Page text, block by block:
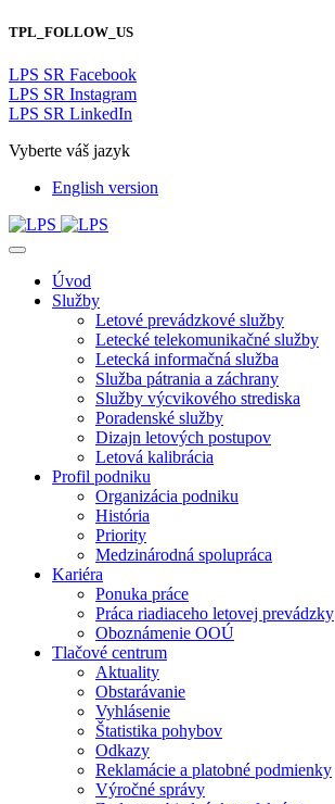
TPL_FOLLOW_US
LPS SR Facebook
LPS SR Instagram
LPS SR LinkedIn
Vyberte váš jazyk
English version
Úvod
Služby
Letové prevádzkové služby
Letecké telekomunikačné služby
Letecká informačná služba
Služba pátrania a záchrany
Služby výcvikového strediska
Poradenské služby
Dizajn letových postupov
Letová kalibrácia
Profil podniku
Organizácia podniku
História
Priority
Medzinárodná spolupráca
Kariéra
Ponuka práce
Práca riadiaceho letovej prevádzky
Oboznámenie OOÚ
Tlačové centrum
Aktuality
Obstarávanie
Vyhlásenie
Štatistika pohybov
Odkazy
Reklamácie a platobné podmienky
Výročné správy